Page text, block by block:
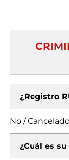
¿Registro
No / Cancelado
¿Cuál es su